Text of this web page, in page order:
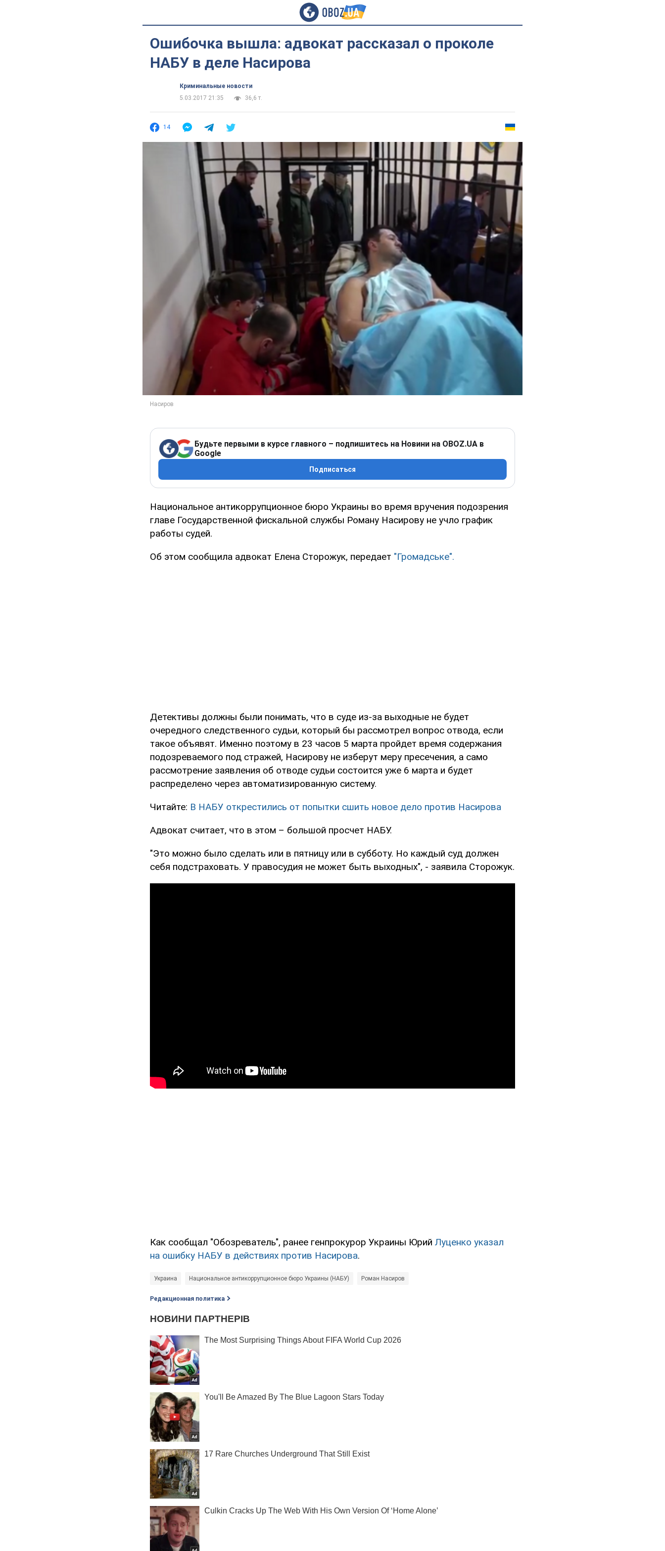
Ошибочка вышла: адвокат рассказал о проколе
НАБУ в деле Насирова
Криминальные новости
5.03.2017 21:35
36,6 т.
14
Будьте первыми в курсе главного – подпишитесь на Новини на OBOZ.UA в
Google
Подписаться
Национальное антикоррупционное бюро Украины во время вручения подозрения
главе Государственной фискальной службы Роману Насирову не учло график
работы судей.
Об этом сообщила адвокат Елена Сторожук, передает "Громадське".
Детективы должны были понимать, что в суде из-за выходные не будет
очередного следственного судьи, который бы рассмотрел вопрос отвода, если
такое объявят. Именно поэтому в 23 часов 5 марта пройдет время содержания
подозреваемого под стражей, Насирову не изберут меру пресечения, а само
рассмотрение заявления об отводе судьи состоится уже 6 марта и будет
распределено через автоматизированную систему.
Читайте: В НАБУ открестились от попытки сшить новое дело против Насирова
Адвокат считает, что в этом – большой просчет НАБУ.
"Это можно было сделать или в пятницу или в субботу. Но каждый суд должен
себя подстраховать. У правосудия не может быть выходных", - заявила Сторожук.
Как сообщал "Обозреватель", ранее генпрокурор Украины Юрий Луценко указал
на ошибку НАБУ в действиях против Насирова.
Украина Национальное антикоррупционное бюро Украины (НАБУ) Роман Насиров
Редакционная политика